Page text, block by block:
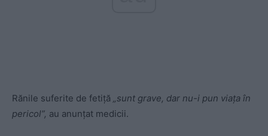
Rănile suferite de fetiţă „sunt grave, dar nu-i pun viața în
pericol”, au anunțat medicii.